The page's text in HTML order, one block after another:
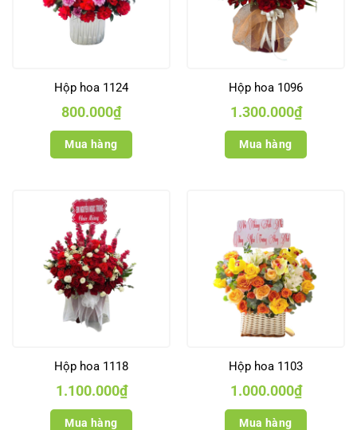
Hộp hoa 1124
800.000₫
Mua hàng
Hộp hoa 1096
1.300.000₫
Mua hàng
Hộp hoa 1118
1.100.000₫
Mua hàng
Hộp hoa 1103
1.000.000₫
Mua hàng